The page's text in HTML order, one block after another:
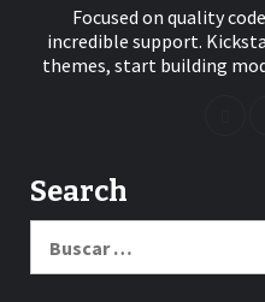
Focused on quality
incredible support.
themes, start building
Search